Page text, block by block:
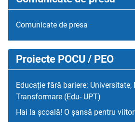
Comunicate de presa
Proiecte POCU / PEO
Educație fără bariere: Universitate,
Transformare (Edu- UPT)
Hai la școală! O șansă pentru viitor